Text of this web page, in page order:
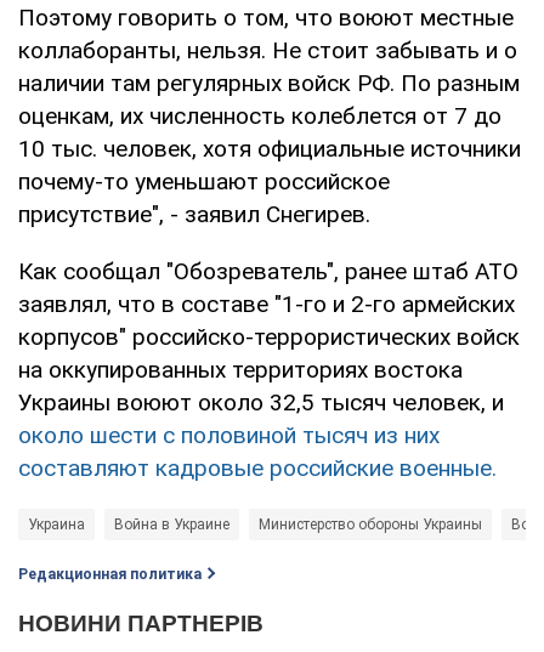
Поэтому говорить о том, что воюют местные
коллаборанты, нельзя. Не стоит забывать и о
наличии там регулярных войск РФ. По разным
оценкам, их численность колеблется от 7 до
10 тыс. человек, хотя официальные источники
почему-то уменьшают российское
присутствие", - заявил Снегирев.
Как сообщал "Обозреватель", ранее штаб АТО
заявлял, что в составе "1-го и 2-го армейских
корпусов" российско-террористических войск
на оккупированных территориях востока
Украины воюют около 32,5 тысяч человек, и
около шести с половиной тысяч из них
составляют кадровые российские военные.
Украина Война в Украине Министерство обороны Украины
Редакционная политика